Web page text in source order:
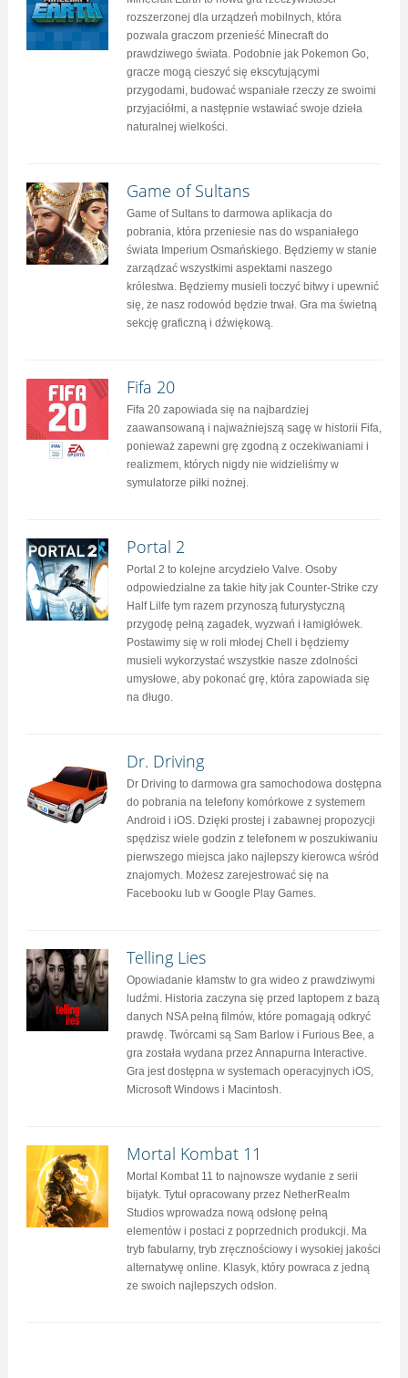
rozszerzonej dla urządzeń mobilnych, która
pozwala graczom przenieść Minecraft do
prawdziwego świata. Podobnie jak Pokemon Go,
gracze mogą cieszyć się ekscytującymi
przygodami, budować wspaniałe rzeczy ze swoimi
przyjaciółmi, a następnie wstawiać swoje dzieła
naturalnej wielkości.
Game of Sultans
Game of Sultans to darmowa aplikacja do
pobrania, która przeniesie nas do wspaniałego
świata Imperium Osmańskiego. Będziemy w stanie
zarządzać wszystkimi aspektami naszego
królestwa. Będziemy musieli toczyć bitwy i upewnić
się, że nasz rodowód będzie trwał. Gra ma świetną
sekcję graficzną i dźwiękową.
Fifa 20
Fifa 20 zapowiada się na najbardziej
zaawansowaną i najważniejszą sagę w historii Fifa,
ponieważ zapewni grę zgodną z oczekiwaniami i
realizmem, których nigdy nie widzieliśmy w
symulatorze piłki nożnej.
Portal 2
Portal 2 to kolejne arcydzieło Valve. Osoby
odpowiedzialne za takie hity jak Counter-Strike czy
Half Lilfe tym razem przynoszą futurystyczną
przygodę pełną zagadek, wyzwań i łamigłówek.
Postawimy się w roli młodej Chell i będziemy
musieli wykorzystać wszystkie nasze zdolności
umysłowe, aby pokonać grę, która zapowiada się
na długo.
Dr. Driving
Dr Driving to darmowa gra samochodowa dostępna
do pobrania na telefony komórkowe z systemem
Android i iOS. Dzięki prostej i zabawnej propozycji
spędzisz wiele godzin z telefonem w poszukiwaniu
pierwszego miejsca jako najlepszy kierowca wśród
znajomych. Możesz zarejestrować się na
Facebooku lub w Google Play Games.
Telling Lies
Opowiadanie kłamstw to gra wideo z prawdziwymi
ludźmi. Historia zaczyna się przed laptopem z bazą
danych NSA pełną filmów, które pomagają odkryć
prawdę. Twórcami są Sam Barlow i Furious Bee, a
gra została wydana przez Annapurna Interactive.
Gra jest dostępna w systemach operacyjnych iOS,
Microsoft Windows i Macintosh.
Mortal Kombat 11
Mortal Kombat 11 to najnowsze wydanie z serii
bijatyk. Tytuł opracowany przez NetherRealm
Studios wprowadza nową odsłonę pełną
elementów i postaci z poprzednich produkcji. Ma
tryb fabularny, tryb zręcznościowy i wysokiej jakości
alternatywę online. Klasyk, który powraca z jedną
ze swoich najlepszych odsłon.